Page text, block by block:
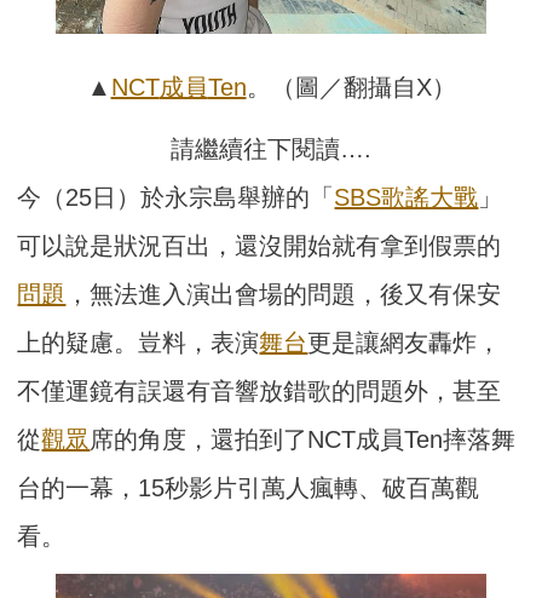
▲ NCT成員Ten。（圖／翻攝自X）
請繼續往下閱讀….
今（25日）於永宗島舉辦的「 SBS歌謠大戰 」
可以說是狀況百出，還沒開始就有拿到假票的
問題 ，無法進入演出會場的問題，後又有保安
上的疑慮。豈料，表演舞台更是讓網友轟炸，
不僅運鏡有誤還有音響放錯歌的問題外，甚至
從觀眾席的角度，還拍到了NCT成員Ten摔落舞
台的一幕，15秒影片引萬人瘋轉、破百萬觀
看。